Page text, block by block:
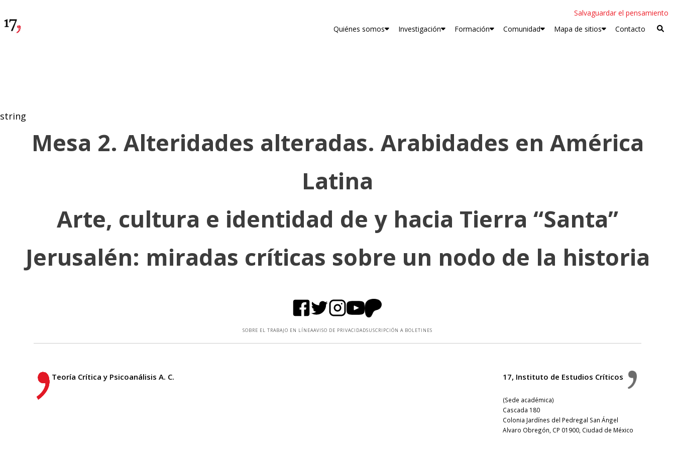
Salvaguardar el pensamiento
Quiénes somos
Investigación Formación Comunidad Mapa de sitios Contacto
string
Mesa 2. Alteridades alteradas. Arabidades en América
Latina
Arte, cultura e identidad de y hacia Tierra “Santa”
Jerusalén: miradas críticas sobre un nodo de la historia
SOBRE EL TRABAJO EN LÍNEAAVISO DE PRIVACIDADSUSCRIPCIÓN A BOLETINES
Teoría Crítica y Psicoanálisis A. C. 17, Instituto de Estudios Críticos
(Sede académica)
Cascada 180
Colonia Jardínes del Pedregal San Ángel
Alvaro Obregón, CP 01900, Ciudad de México